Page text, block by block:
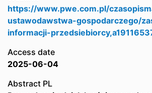
https://www.pwe.com.pl/
ustawodawstwa-gospodarczego/
informacji-
Access date
2025-06-04
Abstract PL